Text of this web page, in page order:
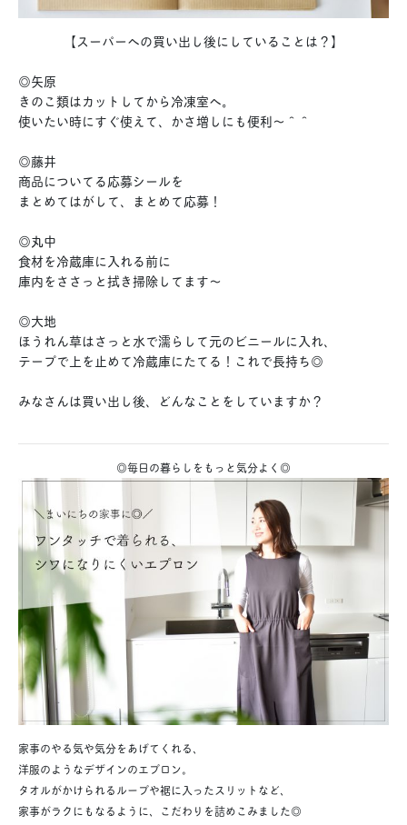
【スーパーへの買い出し後にしていることは？】
◎矢原
きのこ類はカットしてから冷凍室へ。
使いたい時にすぐ使えて、かさ増しにも便利〜＾＾
◎藤井
商品についてる応募シールを
まとめてはがして、まとめて応募！
◎丸中
食材を冷蔵庫に入れる前に
庫内をささっと拭き掃除してます〜
◎大地
ほうれん草はさっと水で濡らして元のビニールに入れ、
テープで上を止めて冷蔵庫にたてる！これで長持ち◎
みなさんは買い出し後、どんなことをしていますか？
◎毎日の暮らしをもっと気分よく◎
家事のやる気や気分をあげてくれる、
洋服のようなデザインのエプロン。
タオルがかけられるループや裾に入ったスリットなど、
家事がラクにもなるように、こだわりを詰めこみました◎